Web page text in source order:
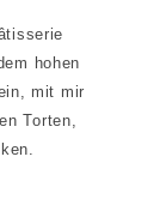
hohen
mit mir
Torten,